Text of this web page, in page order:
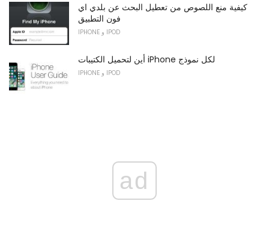
كيفية منع اللصوص من تعطيل البحث عن بلدي اي
فون التطبيق
IPHONE و IPOD
أين لتحميل الكتيبات iPhone لكل نموذج
IPHONE و IPOD
ad